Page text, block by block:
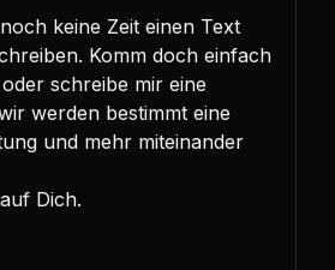
keine Zeit einen Text
Komm doch einfach
schreibe mir eine
werden bestimmt eine
und mehr miteinander
Dich.